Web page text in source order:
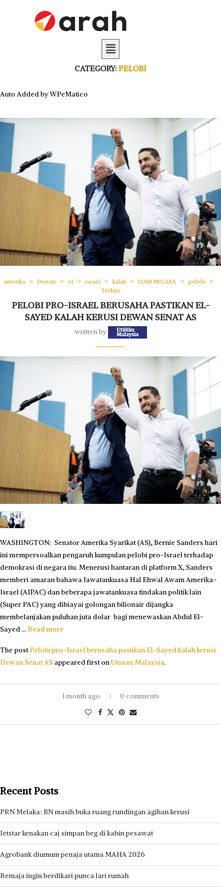
CATEGORY:PELOBI
Auto Added by WPeMatico
amerika Dewan el israel kalah LUAR NEGARA
pelobi
Terkini
PELOBI PRO-ISRAEL BERUSAHA PASTIKAN EL-
SAYED KALAH KERUSI DEWAN SENAT AS
written by
WASHINGTON: Senator Amerika Syarikat (AS), Bernie Sanders hari
ini mempersoalkan pengaruh kumpulan pelobi pro-Israel terhadap
demokrasi di negara itu. Menerusi hantaran di platform X, Sanders
memberi amaran bahawa Jawatankuasa Hal Ehwal Awam Amerika-
Israel (AIPAC) dan beberapa jawatankuasa tindakan politik lain
(Super PAC) yang dibiayai golongan bilionair dijangka
membelanjakan puluhan juta dolar bagi menewaskan Abdul El-
Sayed … Read more
The postPelobi pro-Israel berusaha pastikan El-Sayed kalah kerusi
Dewan Senat AS appeared first onUtusan Malaysia.
1 month ago 0 comments
Recent Posts
PRN Melaka: BN masih buka ruang rundingan agihan kerusi
Jetstar kenakan caj simpan beg di kabin pesawat
Agrobank diumum penaja utama MAHA 2026
Remaja ingin berdikari punca lari rumah